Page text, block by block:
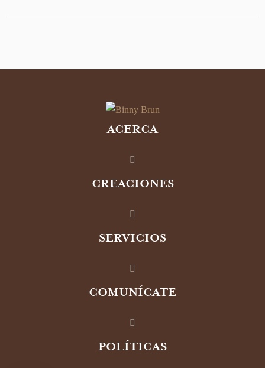
ACERCA
CREACIONES
SERVICIOS
COMUNÍCATE
POLÍTICAS